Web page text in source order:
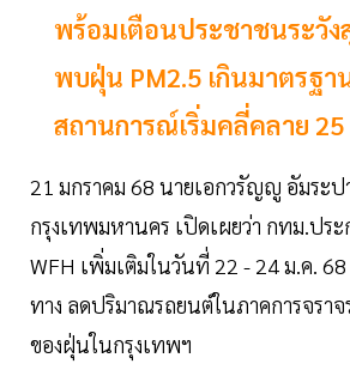
พร้อมเตือนประชาชนระวั
พบฝุ่น PM2.5 เกินมาตรฐา
สถานการณ์เริ่มคลี่คลาย
21 มกราคม 68 นายเอกวรัญญู อัมระ
กรุงเทพมหานคร เปิดเผยว่า กทม.ประ
WFH เพิ่มเติมในวันที่ 22 - 24 ม.ค.
ทาง ลดปริมาณรถยนต์ในภาคการจรา
ของฝุ่นในกรุงเทพฯ